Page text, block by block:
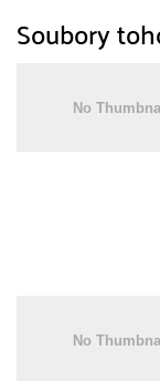
Soubory